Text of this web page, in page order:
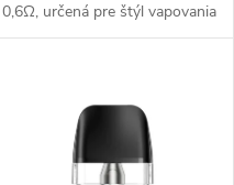
0,6Ω, určená pre štýl vapovania
MTL a RDL. Určenie: Geekvape